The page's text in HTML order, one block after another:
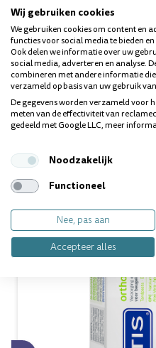
mondspoeling.
Vragen over dit
graag!
Gerelateerde
Aanbieding
Wij gebruiken cookies
We gebruiken cookies om content en
functies voor social media te bieden
Ook delen we informatie over uw
social media, adverteren en analyse.
combineren met andere informatie
verzameld op basis van uw gebruik
De gegevens worden verzameld voor
meten van de effectiviteit van
gedeeld met Google LLC, meer
Noodzakelijk
Functioneel
Nee, pas aan
Accepteer alles